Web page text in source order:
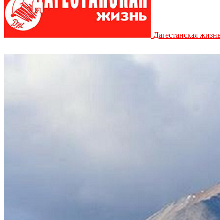
Дагестанская жизнь